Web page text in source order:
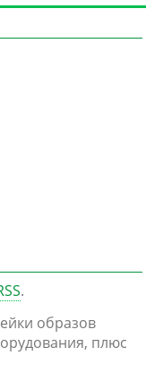
.
образов
плюс